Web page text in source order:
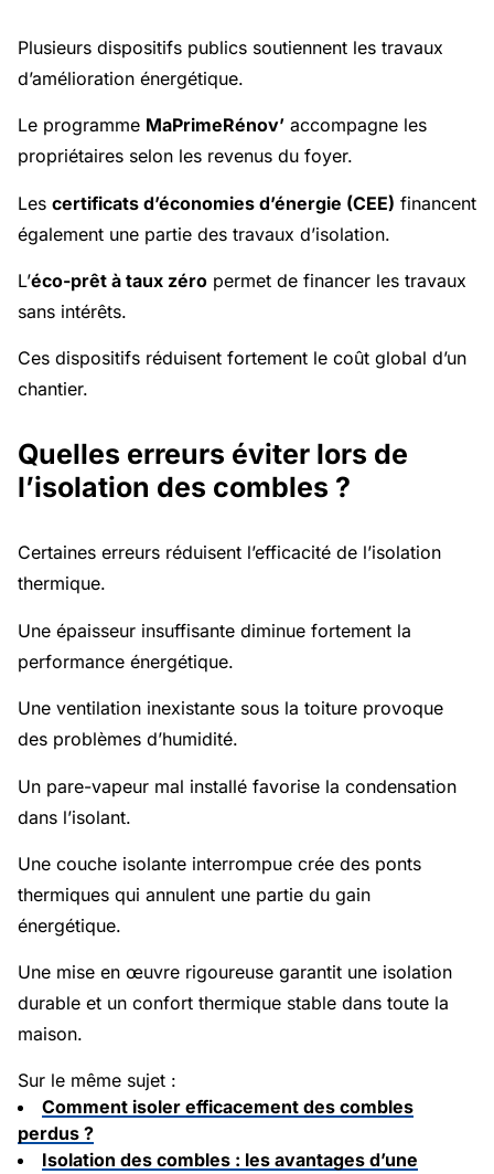
Plusieurs dispositifs publics soutiennent les travaux
d’amélioration énergétique.
Le programme MaPrimeRénov’ accompagne les
propriétaires selon les revenus du foyer.
Les certificats d’économies d’énergie (CEE) financent
également une partie des travaux d’isolation.
L’éco-prêt à taux zéro permet de financer les travaux
sans intérêts.
Ces dispositifs réduisent fortement le coût global d’un
chantier.
Quelles erreurs éviter lors de
l’isolation des combles ?
Certaines erreurs réduisent l’efficacité de l’isolation
thermique.
Une épaisseur insuffisante diminue fortement la
performance énergétique.
Une ventilation inexistante sous la toiture provoque
des problèmes d’humidité.
Un pare-vapeur mal installé favorise la condensation
dans l’isolant.
Une couche isolante interrompue crée des ponts
thermiques qui annulent une partie du gain
énergétique.
Une mise en œuvre rigoureuse garantit une isolation
durable et un confort thermique stable dans toute la
maison.
Sur le même sujet :
Comment isoler efficacement des combles
perdus ?
Isolation des combles : les avantages d’une